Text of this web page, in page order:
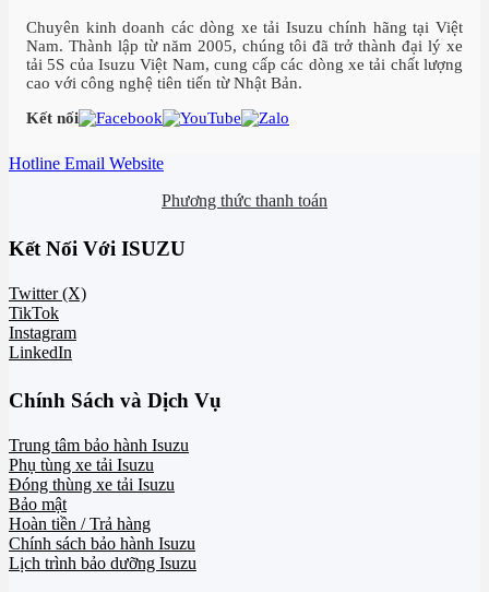
Chuyên kinh doanh các dòng xe tải Isuzu chính hãng tại Việt
Nam. Thành lập từ năm 2005, chúng tôi đã trở thành đại lý xe
tải 5S của Isuzu Việt Nam, cung cấp các dòng xe tải chất lượng
cao với công nghệ tiên tiến từ Nhật Bản.
Kết nối
Hotline Email Website
Phương thức thanh toán
Kết Nối Với ISUZU
Twitter (X)
TikTok
Instagram
LinkedIn
Chính Sách và Dịch Vụ
Trung tâm bảo hành Isuzu
Phụ tùng xe tải Isuzu
Đóng thùng xe tải Isuzu
Bảo mật
Hoàn tiền / Trả hàng
Chính sách bảo hành Isuzu
Lịch trình bảo dưỡng Isuzu